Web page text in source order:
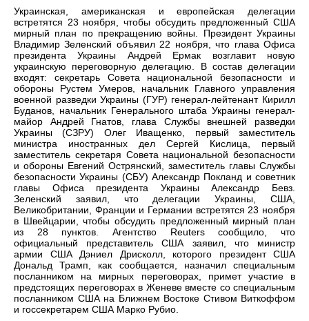
Украинская, американская и европейская делегации
встретятся 23 ноября, чтобы обсудить предложенный США
мирный план по прекращению войны. Президент Украины
Владимир Зеленский объявил 22 ноября, что глава Офиса
президента Украины Андрей Ермак возглавит новую
украинскую переговорную делегацию. В состав делегации
входят: секретарь Совета национальной безопасности и
обороны Рустем Умеров, начальник Главного управления
военной разведки Украины (ГУР) генерал-лейтенант Кирилл
Буданов, начальник Генерального штаба Украины генерал-
майор Андрей Гнатов, глава Службы внешней разведки
Украины (СЗРУ) Олег Иващенко, первый заместитель
министра иностранных дел Сергей Кислица, первый
заместитель секретаря Совета национальной безопасности
и обороны Евгений Острянский, заместитель главы Службы
безопасности Украины (СБУ) Александр Покланд и советник
главы Офиса президента Украины Александр Бевз.
Зеленский заявил, что делегации Украины, США,
Великобритании, Франции и Германии встретятся 23 ноября
в Швейцарии, чтобы обсудить предложенный мирный план
из 28 пунктов. Агентство Reuters сообщило, что
официальный представитель США заявил, что министр
армии США Дэниел Дрисколл, которого президент США
Дональд Трамп, как сообщается, назначил специальным
посланником на мирных переговорах, примет участие в
предстоящих переговорах в Женеве вместе со специальным
посланником США на Ближнем Востоке Стивом Виткоффом
и госсекретарем США Марко Рубио.